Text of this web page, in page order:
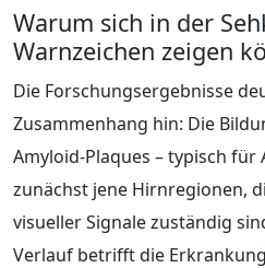
Warum sich in der
Warnzeichen zeigen
Die Forschungsergebnisse
Zusammenhang hin: Die
Amyloid-Plaques – typisch für
zunächst jene Hirnregionen,
visueller Signale zuständig
Verlauf betrifft die